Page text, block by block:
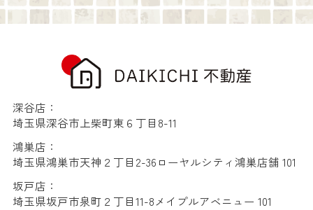
深谷店：
埼玉県深谷市上柴町東６丁目8-11
鴻巣店：
埼玉県鴻巣市天神２丁目2-36ローヤルシティ鴻巣店舗 101
坂戸店：
埼玉県坂戸市泉町２丁目11-8メイプルアベニュー 101